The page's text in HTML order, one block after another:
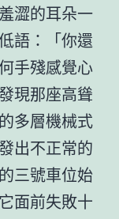
澀的耳朵一
語：「你還
手殘感覺心
現那座高聳
多層機械式
出不正常的
三號車位始
面前失敗十